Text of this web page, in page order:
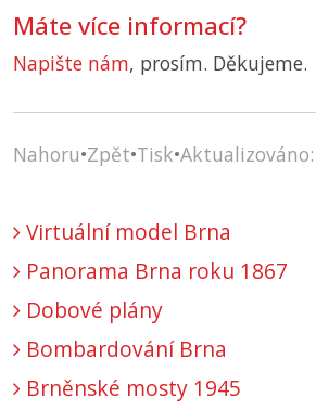
Máte více informací?
Napište nám, prosím. Děkujeme.
Nahoru•Zpět•Tisk•
Virtuální model Brna
Panorama Brna roku 1867
Dobové plány
Bombardování Brna
Brněnské mosty 1945